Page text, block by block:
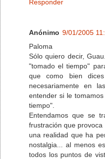
Responder
Anónimo 9/01/2005
Paloma
Sólo quiero decir,
"tomado el tiempo"
que como bien
necesariamente en
entender si le
tiempo".
Entendamos que se
frustración que
una realidad que ha
nostalgia... al menos
todos los puntos de